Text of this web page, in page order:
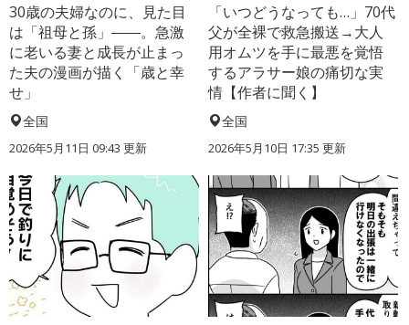
30歳の夫婦なのに、見た目
は「祖母と孫」――。急激
に老いる妻と成長が止まっ
た夫の漫画が描く「歳と幸
せ」
全国
2026年5月11日 09:43 更新
「いつどうなっても…」70代
父が全裸で救急搬送→大人
用オムツを手に最悪を覚悟
するアラサー娘の痛切な実
情【作者に聞く】
全国
2026年5月10日 17:35 更新